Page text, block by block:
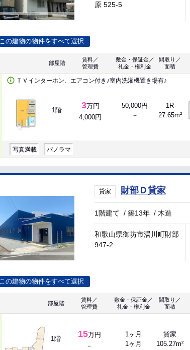
原 525-5
この建物の物件をすべて選択
部屋階
賃料／
管理費
敷金・保証金／
礼金・権利金
間取り／
面積
ＴＶインターホン、エアコン付き♪室内洗濯機置き場有♪
1階 3万円
4,000円
50,000円
－
1R
27.65m²
写真満載 パノラマ
貸家 財部Ｄ貸家
1階建て /築13年 / 木造
和歌山県御坊市湯川町財部
947-2
この建物の物件をすべて選択
部屋階
賃料／
管理費
敷金・保証金／
礼金・権利金
間取り／
面積
1階 15万円
－
1ヶ月
1ヶ月
貸家
105.27m²